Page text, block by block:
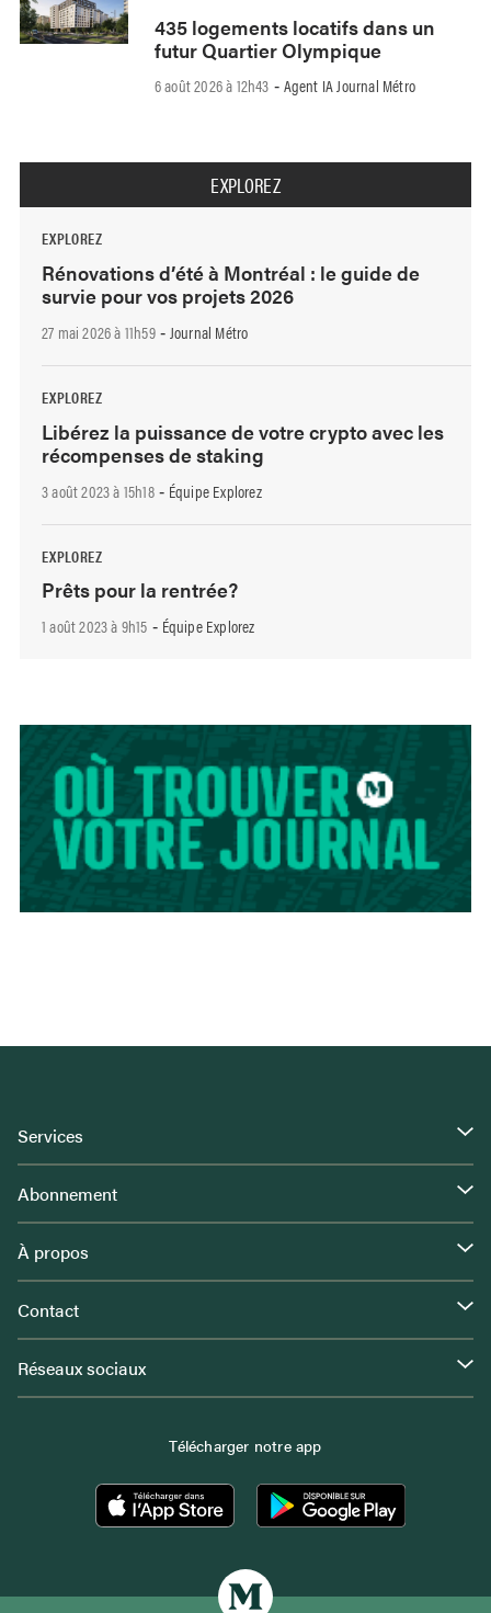
435 logements locatifs dans un
futur Quartier Olympique
6 août 2026 à 12h43 - Agent IA Journal Métro
EXPLOREZ
EXPLOREZ
Rénovations d’été à Montréal : le guide de
survie pour vos projets 2026
27 mai 2026 à 11h59- Journal Métro
EXPLOREZ
Libérez la puissance de votre crypto avec les
récompenses de staking
3 août 2023 à 15h18- Équipe Explorez
EXPLOREZ
Prêts pour la rentrée?
1 août 2023 à 9h15 - Équipe Explorez
Services
Abonnement
À propos
Contact
Réseaux sociaux
Télécharger notre app